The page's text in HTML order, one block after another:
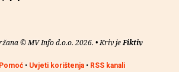
© MV Info d.o.o. 2026. • Kriv jeFiktiv
Pomoć• Uvjeti korištenja• RSS kanali